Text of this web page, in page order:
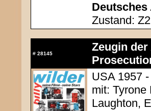
Deutsches
Zustand: Z2
# 28145
Zeugin
USA 1957
mit: Tyrone
Laughton,